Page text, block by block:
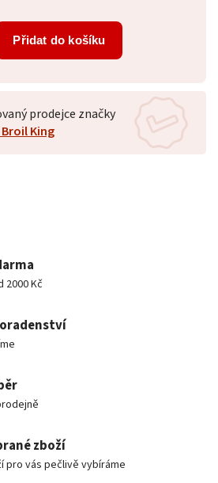
Přidat do košíku
prodejce značky
King
2000 Kč
zboží
pro vás pečlivě vybíráme